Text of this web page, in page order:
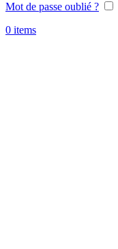
Mot de passe oublié ?
0 items